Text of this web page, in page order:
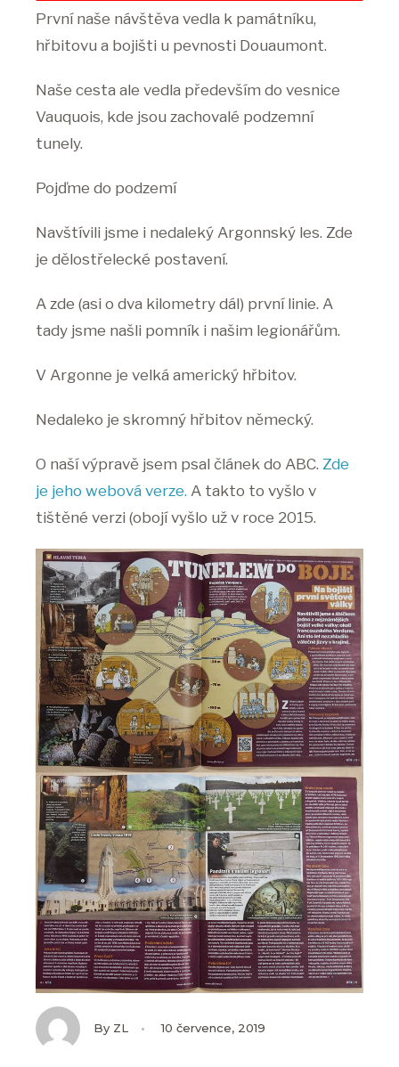
První naše návštěva vedla k památníku,
hřbitovu a bojišti u pevnosti Douaumont.
Naše cesta ale vedla především do vesnice
Vauquois, kde jsou zachovalé podzemní
tunely.
Pojďme do podzemí
Navštívili jsme i nedaleký Argonnský les. Zde
je dělostřelecké postavení.
A zde (asi o dva kilometry dál) první linie. A
tady jsme našli pomník i našim legionářům.
V Argonne je velká americký hřbitov.
Nedaleko je skromný hřbitov německý.
O naší výpravě jsem psal článek do ABC. Zde
je jeho webová verze. A takto to vyšlo v
tištěné verzi (obojí vyšlo už v roce 2015.
By ZL • 10 července, 2019